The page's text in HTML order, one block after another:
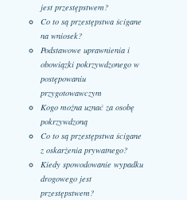
jest przestępstwem?
Co to są przestępstwa ścigane
na wniosek?
Podstawowe uprawnienia i
obowiązki pokrzywdzonego w
postępowaniu
przygotowawczym
Kogo można uznać za osobę
pokrzywdzoną
Co to są przestępstwa ścigane
z oskarżenia prywatnego?
Kiedy spowodowanie wypadku
drogowego jest
przestępstwem?